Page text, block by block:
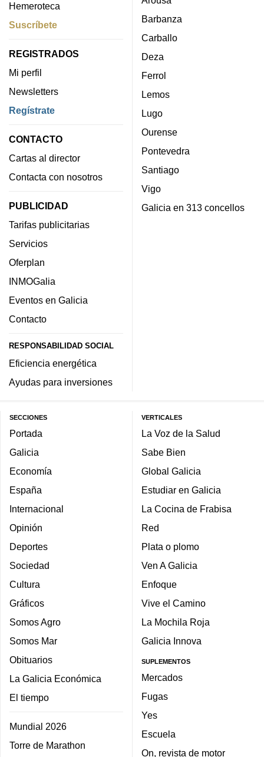
Hemeroteca
Suscríbete
REGISTRADOS
Mi perfil
Newsletters
Regístrate
CONTACTO
Cartas al director
Contacta con nosotros
PUBLICIDAD
Tarifas publicitarias
Servicios
Oferplan
INMOGalia
Eventos en Galicia
Contacto
RESPONSABILIDAD SOCIAL
Eficiencia energética
Ayudas para inversiones
Barbanza
Carballo
Deza
Ferrol
Lemos
Lugo
Ourense
Pontevedra
Santiago
Vigo
Galicia en 313 concellos
SECCIONES
Portada
Galicia
Economía
España
Internacional
Opinión
Deportes
Sociedad
Cultura
Gráficos
Somos Agro
Somos Mar
Obituarios
La Galicia Económica
El tiempo
Mundial 2026
Torre de Marathon
VERTICALES
La Voz de la Salud
Sabe Bien
Global Galicia
Estudiar en Galicia
La Cocina de Frabisa
Red
Plata o plomo
Ven A Galicia
Enfoque
Vive el Camino
La Mochila Roja
Galicia Innova
SUPLEMENTOS
Mercados
Fugas
Yes
Escuela
On, revista de motor